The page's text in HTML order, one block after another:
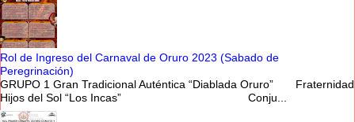
Rol de Ingreso del Carnaval de Oruro 2023 (Sabado de
Peregrinación)
GRUPO 1 Gran Tradicional Auténtica “Diablada Oruro” Fraternidad
Hijos del Sol “Los Incas” Conju...